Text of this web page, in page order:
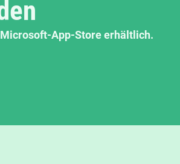
Microsoft-App-Store erhältlich.